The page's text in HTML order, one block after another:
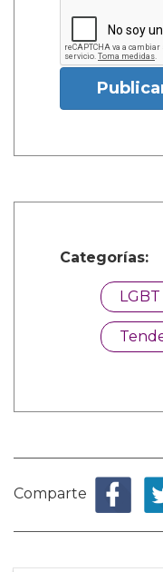
Categorías:
LGBT
Comparte